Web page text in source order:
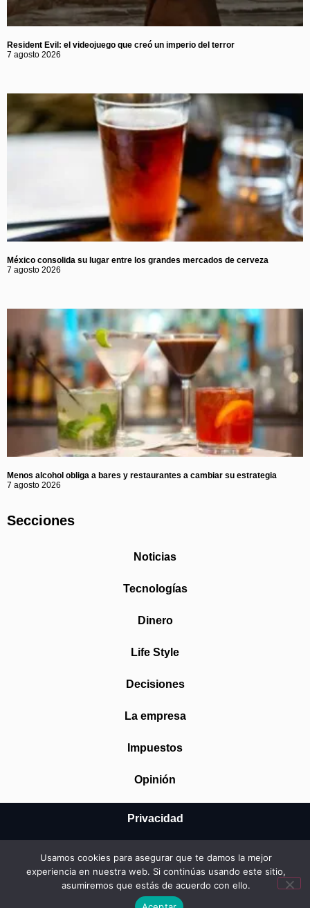
Resident Evil: el videojuego que creó un imperio del terror
7 agosto 2026
México consolida su lugar entre los grandes mercados de cerveza
7 agosto 2026
Menos alcohol obliga a bares y restaurantes a cambiar su estrategia
7 agosto 2026
Secciones
Noticias
Tecnologías
Dinero
Life Style
Decisiones
La empresa
Impuestos
Opinión
Privacidad
Cookies
Usamos cookies para asegurar que te damos la mejor
experiencia en nuestra web. Si continúas usando este sitio,
asumiremos que estás de acuerdo con ello.